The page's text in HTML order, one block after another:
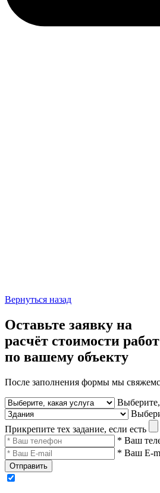
Вернуться назад
Оставьте заявку на
расчёт стоимости работ
по вашему объекту
После заполнения формы мы
Выберите,
Прикрепите тех задание, если есть
* Ваш
* Ваш E-
Отправить